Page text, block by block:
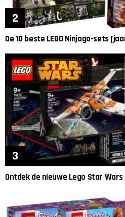
De 10 beste LEGO Ninjago-sets
Ontdek de nieuwe Lego Star